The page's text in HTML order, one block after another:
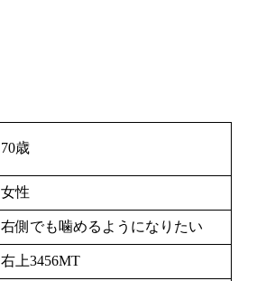
70歳
女性
右側でも噛めるようになりたい
右上3456MT